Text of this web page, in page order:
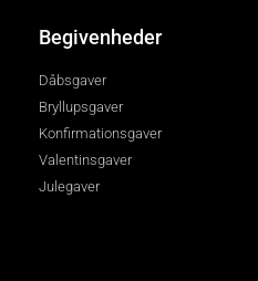
Begivenheder
Dåbsgaver
Bryllupsgaver
Konfirmationsgaver
Valentinsgaver
Julegaver